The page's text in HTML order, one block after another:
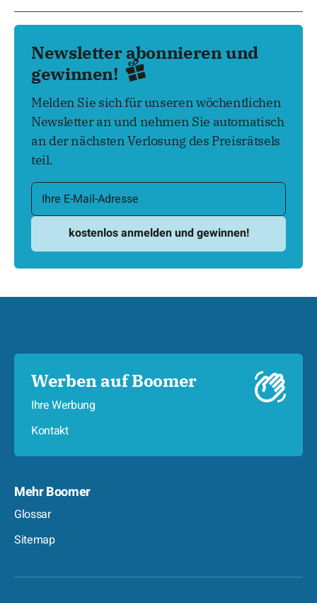
Newsletter abonnieren und
gewinnen!
Melden Sie sich für unseren wöchentlichen
Newsletter an und nehmen Sie automatisch
an der nächsten Verlosung des Preisrätsels
teil.
Werben auf Boomer
Ihre Werbung
Kontakt
Mehr Boomer
Glossar
Sitemap